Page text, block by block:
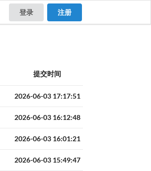
登录 注册
提交时间
2026-06-03 17:17:51
2026-06-03 16:12:48
2026-06-03 16:01:21
2026-06-03 15:49:47